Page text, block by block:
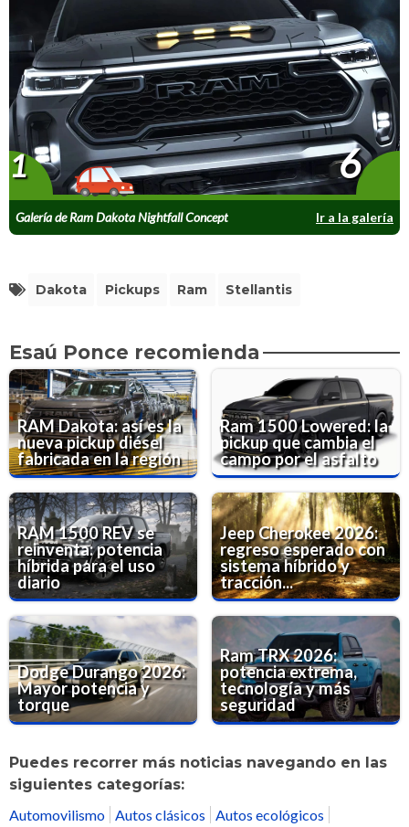
Galería de Ram Dakota Nightfall Concept Ir a la galería
1 6
Dakota Pickups Ram Stellantis
Esaú Ponce recomienda
RAM Dakota: así es la
nueva pickup diésel
fabricada en la región
Ram 1500 Lowered: la
pickup que cambia el
campo por el asfalto
RAM 1500 REV se
reinventa: potencia
híbrida para el uso
diario
Jeep Cherokee 2026:
regreso esperado con
sistema híbrido y
tracción...
Dodge Durango 2026:
Mayor potencia y
torque
Ram TRX 2026:
potencia extrema,
tecnología y más
seguridad
Puedes recorrer más noticias navegando en las
siguientes categorías:
Automovilismo
Autos clásicos Autos ecológicos